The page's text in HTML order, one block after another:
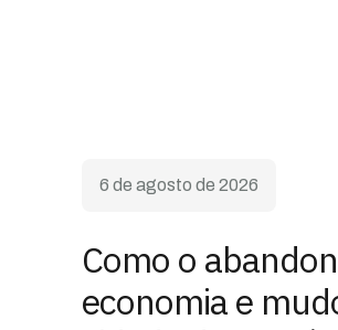
6 de agosto de 2026
Como o
economia e